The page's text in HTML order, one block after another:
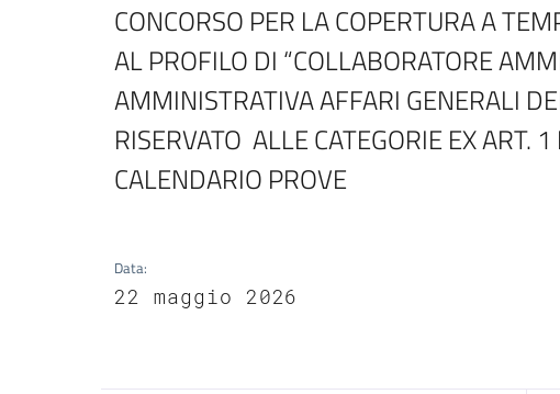
CONCORSO PER LA COPERTURA A
AL PROFILO DI “COLLABORATORE
AMMINISTRATIVA AFFARI GENERALI
RISERVATO  ALLE CATEGORIE EX
CALENDARIO PROVE
Data:
22 maggio 2026